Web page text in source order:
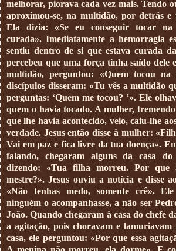
melhorar, piorava cada vez mais. Tendo
aproximou-se, na multidão, por detrás e
Ela dizia: «Se eu conseguir tocar
curada». Imediatamente a hemorragia
sentiu dentro de si que estava curada
percebeu que uma força tinha saído dele
multidão, perguntou: «Quem tocou na
discípulos disseram: «Tu vês a multidão
perguntas: ‘Quem me tocou? ’». Ele
quem o havia tocado. A mulher,
que lhe havia acontecido, veio, caiu-lhe
verdade. Jesus então disse à mulher:
Vai em paz e fica livre da tua doença».
falando, chegaram alguns da casa do
dizendo: «Tua filha morreu. Por que
mestre?». Jesus ouviu a notícia e disse
«Não tenhas medo, somente crê».
ninguém o acompanhasse, a não ser
João. Quando chegaram à casa do chefe
a agitação, pois choravam e
casa, ele perguntou: «Por que essa